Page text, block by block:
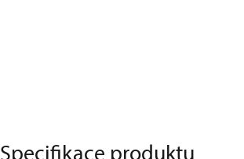
Specifikace produktu